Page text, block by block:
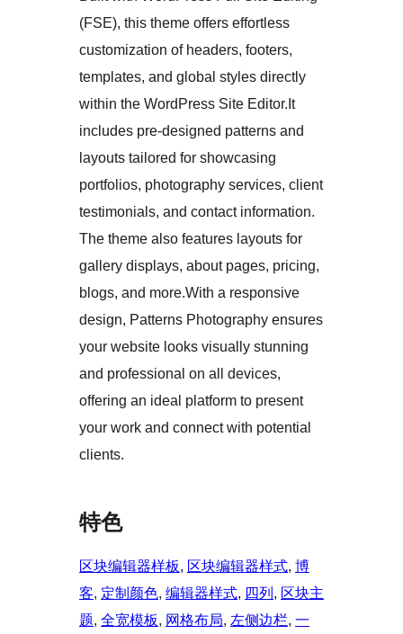
(FSE), this theme offers effortless
customization of headers, footers,
templates, and global styles directly
within the WordPress Site Editor.It
includes pre-designed patterns and
layouts tailored for showcasing
portfolios, photography services, client
testimonials, and contact information.
The theme also features layouts for
gallery displays, about pages, pricing,
blogs, and more.With a responsive
design, Patterns Photography ensures
your website looks visually stunning
and professional on all devices,
offering an ideal platform to present
your work and connect with potential
clients.
特色
区块编辑器样板, 区块编辑器样式, 博
客, 定制颜色, 编辑器样式, 四列 , 区块主
题, 全宽模板, 网格布局, 左侧边栏, 一